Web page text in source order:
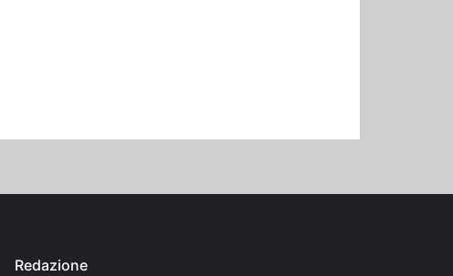
Redazione